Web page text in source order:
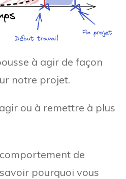
à agir de façon
notre projet.
ou à remettre à plus
de
pourquoi vous